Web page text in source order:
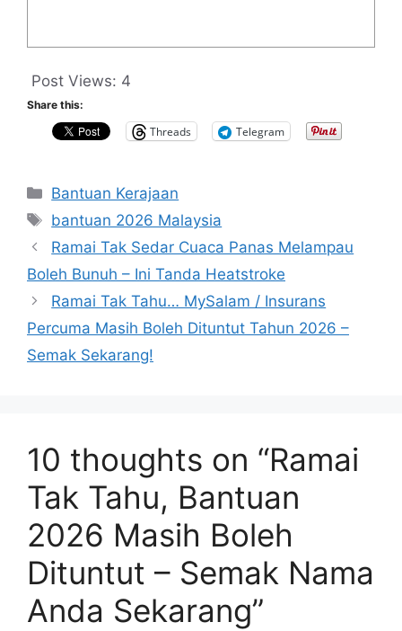
Post Views: 4
Share this:
Threads Telegram
Categories
Bantuan Kerajaan
Tags
bantuan 2026 Malaysia
Ramai Tak Sedar Cuaca Panas Melampau
Boleh Bunuh – Ini Tanda Heatstroke
Ramai Tak Tahu… MySalam / Insurans
Percuma Masih Boleh Dituntut Tahun 2026 –
Semak Sekarang!
10 thoughts on “Ramai
Tak Tahu, Bantuan
2026 Masih Boleh
Dituntut – Semak Nama
Anda Sekarang”